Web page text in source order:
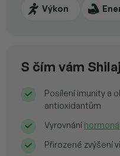
Výkon
S čím vám
Posílení imunity a
antioxidantům
Vyrovnání
Přirozené zvýšení